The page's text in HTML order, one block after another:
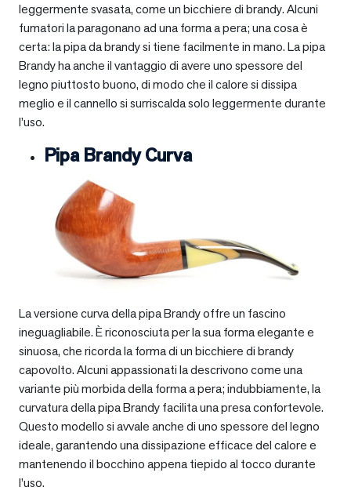
leggermente svasata, come un bicchiere di brandy. Alcuni
fumatori la paragonano ad una forma a pera; una cosa è
certa: la pipa da brandy si tiene facilmente in mano. La pipa
Brandy ha anche il vantaggio di avere uno spessore del
legno piuttosto buono, di modo che il calore si dissipa
meglio e il cannello si surriscalda solo leggermente durante
l’uso.
Pipa Brandy Curva
La versione curva della pipa Brandy offre un fascino
ineguagliabile. È riconosciuta per la sua forma elegante e
sinuosa, che ricorda la forma di un bicchiere di brandy
capovolto. Alcuni appassionati la descrivono come una
variante più morbida della forma a pera; indubbiamente, la
curvatura della pipa Brandy facilita una presa confortevole.
Questo modello si avvale anche di uno spessore del legno
ideale, garantendo una dissipazione efficace del calore e
mantenendo il bocchino appena tiepido al tocco durante
l’uso.